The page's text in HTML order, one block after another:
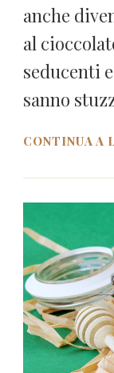
anche
al
seducenti
sanno
CONTINUA A